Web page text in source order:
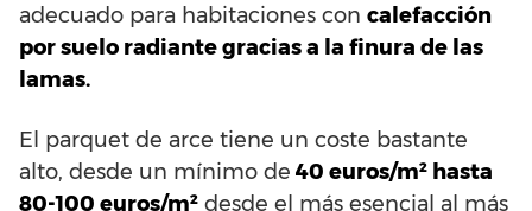
adecuado para habitaciones con calefacción
por suelo radiante gracias a la finura de las
lamas.
El parquet de arce tiene un coste bastante
alto, desde un mínimo de 40 euros/m² hasta
80-100 euros/m² desde el más esencial al más